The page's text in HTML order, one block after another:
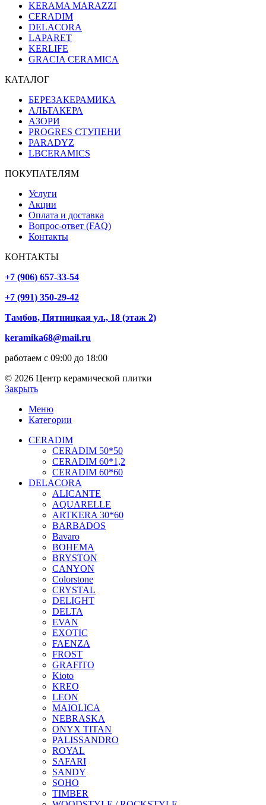
KERAMA MARAZZI
CERADIM
DELACORA
LAPARET
KERLIFE
GRACIA CERAMICA
КАТАЛОГ
БЕРЕЗАКЕРАМИКА
АЛЬТАКЕРА
АЗОРИ
PROGRES СТУПЕНИ
PARADYZ
LBCERAMICS
ПОКУПАТЕЛЯМ
Услуги
Акции
Оплата и доставка
Вопрос-ответ (FAQ)
Контакты
КОНТАКТЫ
+7 (906) 657-33-54
+7 (991) 350-29-42
Тамбов, Пятницкая ул., 18 (этаж 2)
keramika68@mail.ru
работаем с 09:00 до 18:00
© 2026 Центр керамической плитки
Закрыть
Меню
Категории
CERADIM
CERADIM 50*50
CERADIM 60*1,2
CERADIM 60*60
DELACORA
ALICANTE
AQUARELLE
ARTKERA 30*60
BARBADOS
Bavaro
BOHEMA
BRYSTON
CANYON
Colorstone
CRYSTAL
DELIGHT
DELTA
EVAN
EXOTIC
FAENZA
FROST
GRAFITO
Kioto
KREO
LEON
MAIOLICA
NEBRASKA
ONYX TITAN
PALISSANDRO
ROYAL
SAFARI
SANDY
SOHO
TIMBER